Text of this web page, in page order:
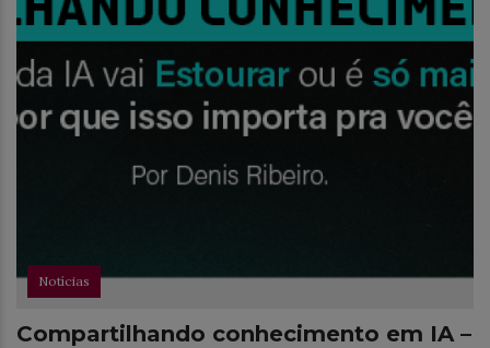
Notícias
Compartilhando conhecimento em IA –